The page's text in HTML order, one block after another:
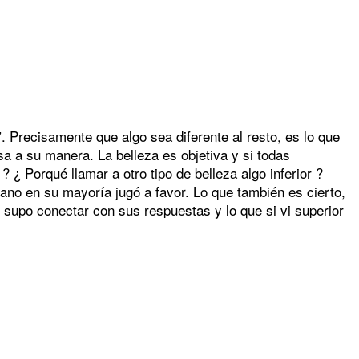
que algo sea diferente al resto, es lo que
a su manera. La belleza es objetiva y si todas
Porqué llamar a otro tipo de belleza algo inferior ?
en su mayoría jugó a favor. Lo que también es cierto,
conectar con sus respuestas y lo que si vi superior